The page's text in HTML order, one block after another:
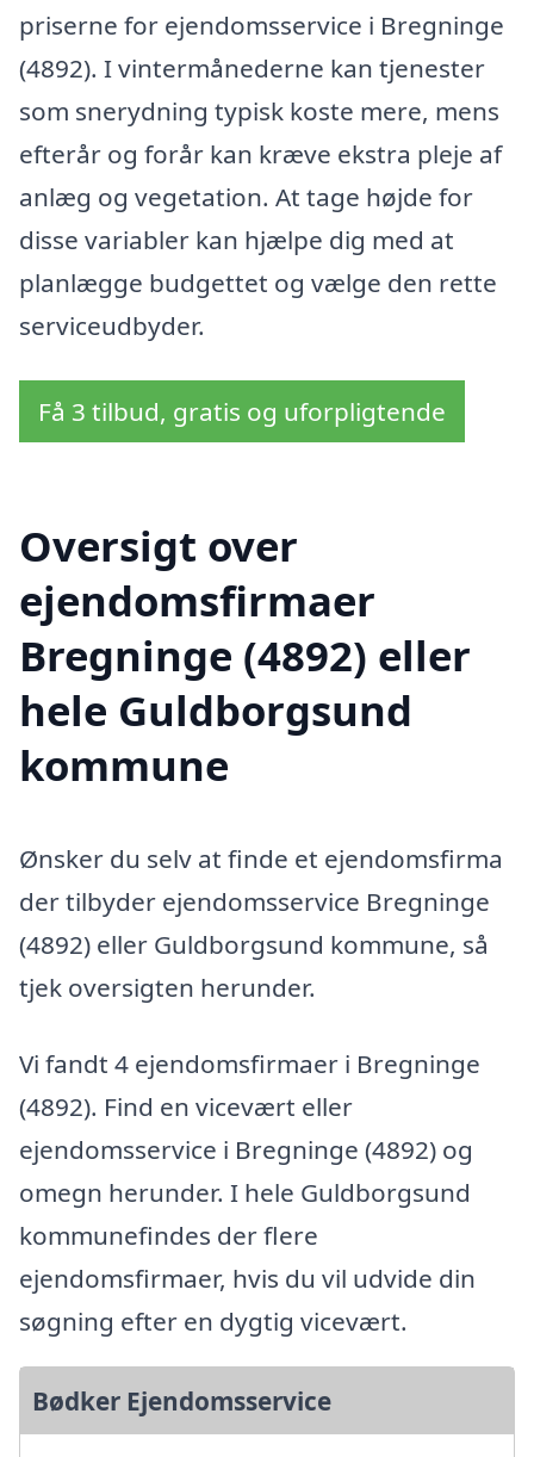
priserne for ejendomsservice i Bregninge
(4892). I vintermånederne kan tjenester
som snerydning typisk koste mere, mens
efterår og forår kan kræve ekstra pleje af
anlæg og vegetation. At tage højde for
disse variabler kan hjælpe dig med at
planlægge budgettet og vælge den rette
serviceudbyder.
Få 3 tilbud, gratis og uforpligtende
Oversigt over
ejendomsfirmaer
Bregninge (4892) eller
hele Guldborgsund
kommune
Ønsker du selv at finde et ejendomsfirma
der tilbyder ejendomsservice Bregninge
(4892) eller Guldborgsund kommune, så
tjek oversigten herunder.
Vi fandt 4 ejendomsfirmaer i Bregninge
(4892). Find en vicevært eller
ejendomsservice i Bregninge (4892) og
omegn herunder. I hele Guldborgsund
kommunefindes der flere
ejendomsfirmaer, hvis du vil udvide din
søgning efter en dygtig vicevært.
Bødker Ejendomsservice